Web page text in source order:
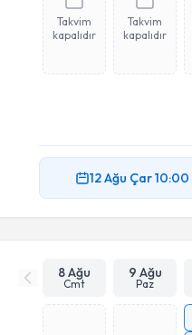
Takvim
kapalıdır
Takvim
kapalıdır
12 Ağu Çar10:00
8 Ağu
Cmt
9 Ağu
Paz